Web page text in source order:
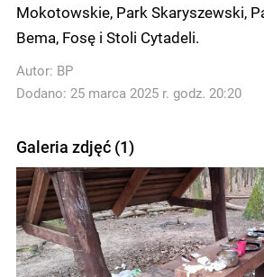
Mokotowskie, Park Skaryszewski,
Bema, Fosę i Stoli Cytadeli.
Autor: BP
Dodano: 25 marca 2025 r. godz. 20:20
Galeria zdjęć (1)